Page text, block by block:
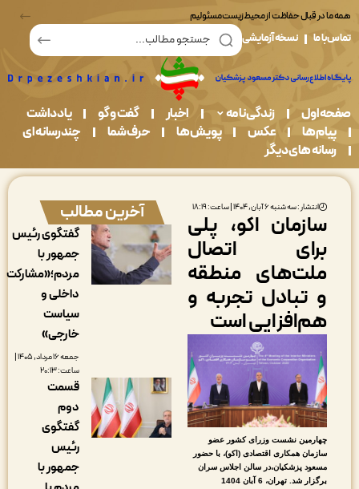
قبال حفاظت از محیط زیست مسئولیم
نسخه آزمایشی
زندگی نامه اخبار گفت و گو
یادداشت
ها
عکس پویش ها حرف شما
چندرسانه ای
های دیگر
انتشار : سه شنبه ۶ آبان, ۱۴۰۴ | ساعت: ۱۸:۱۹
اکو، پلی
اتصال
منطقه
تبادل تجربه و
است
نشست وزرای کشور عضو
همکاری اقتصادی (اکو)، با حضور
پزشکیان،در سالن اجلاس سران
شد. تهران، 6 آبان 1404
آخرین مطالب
گفتگوی رئیس
جمهور با
مردم؛«مشارکت
داخلی و
سیاست
خارجی»
جمعه ۱۶ مرداد, ۱۴۰۵ |
قسمت
دوم
گفتگوی
جمهور با